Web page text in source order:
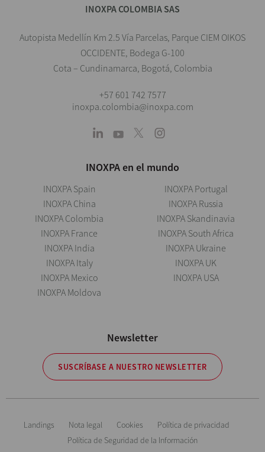
INOXPA COLOMBIA SAS
Autopista Medellín Km 2.5 Vía Parcelas, Parque CIEM OIKOS
OCCIDENTE, Bodega G-100
Cota – Cundinamarca, Bogotá, Colombia
+57 601 742 7577
inoxpa.colombia@inoxpa.com
INOXPA en el mundo
INOXPA Spain
INOXPA China
INOXPA Colombia
INOXPA France
INOXPA India
INOXPA Italy
INOXPA Mexico
INOXPA Moldova
INOXPA Portugal
INOXPA Russia
INOXPA Skandinavia
INOXPA South Africa
INOXPA Ukraine
INOXPA UK
INOXPA USA
Newsletter
SUSCRÍBASE A NUESTRO NEWSLETTER
Landings Nota legal Cookies
Política de privacidad
Política de Seguridad de la Información